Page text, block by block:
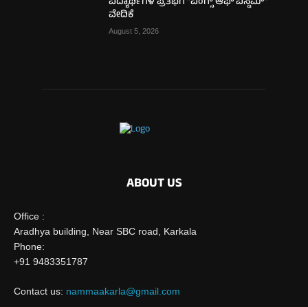
ವೇದಿಕೆ
August 5, 2026
ABOUT US
Office :
Aradhya building, Near SBC road, Karkala
Phone:
+91 9483351787
Contact us: nammaakarla@gmail.com